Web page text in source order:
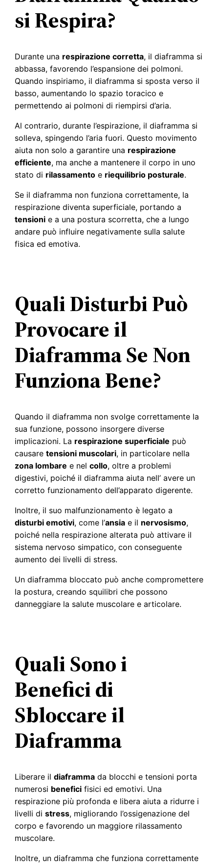
si Respira?
Durante una respirazione corretta, il diaframma si
abbassa, favorendo l’espansione dei polmoni.
Quando inspiriamo, il diaframma si sposta verso il
basso, aumentando lo spazio toracico e
permettendo ai polmoni di riempirsi d’aria.
Al contrario, durante l’espirazione, il diaframma si
solleva, spingendo l’aria fuori. Questo movimento
aiuta non solo a garantire una respirazione
efficiente, ma anche a mantenere il corpo in uno
stato di rilassamento e riequilibrio posturale.
Se il diaframma non funziona correttamente, la
respirazione diventa superficiale, portando a
tensioni e a una postura scorretta, che a lungo
andare può influire negativamente sulla salute
fisica ed emotiva.
Quali Disturbi Può
Provocare il
Diaframma Se Non
Funziona Bene?
Quando il diaframma non svolge correttamente la
sua funzione, possono insorgere diverse
implicazioni. La respirazione superficiale può
causaretensioni muscolari, in particolare nella
zona lombare e nelcollo, oltre a problemi
digestivi, poiché il diaframma aiuta nell’ avere un
corretto funzionamento dell’apparato digerente.
Inoltre, il suo malfunzionamento è legato a
disturbi emotivi, come l’ansia e il nervosismo,
poiché nella respirazione alterata può attivare il
sistema nervoso simpatico, con conseguente
aumento dei livelli di stress.
Un diaframma bloccato può anche compromettere
la postura, creando squilibri che possono
danneggiare la salute muscolare e articolare.
Quali Sono i
Benefici di
Sbloccare il
Diaframma
Liberare ildiaframma da blocchi e tensioni porta
numerosi benefici fisici ed emotivi. Una
respirazione più profonda e libera aiuta a ridurre i
livelli distress, migliorando l’ossigenazione del
corpo e favorendo un maggiore rilassamento
muscolare.
Inoltre, un diaframma che funziona correttamente